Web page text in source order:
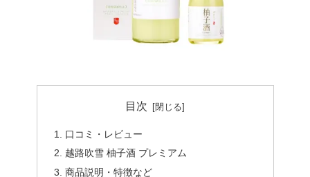
目次
口コミ・レビュー
越路吹雪 柚子酒 プレミアム
商品説明・特徴など